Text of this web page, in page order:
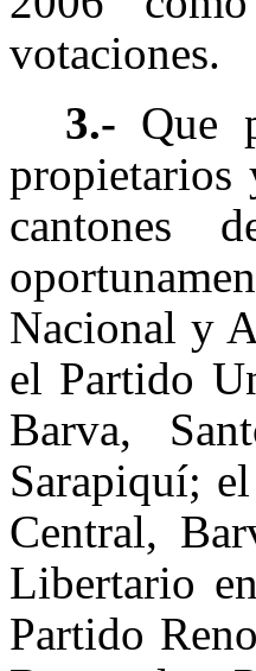
votaciones.
3.- Que
propietarios
cantones
Nacional y
el Partido
Barva,
Sarapiquí;
Central,
Libertario
Partido